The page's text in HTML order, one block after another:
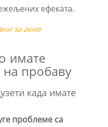
ефеката.
за акне
имате
пробаву
када имате
проблеме са